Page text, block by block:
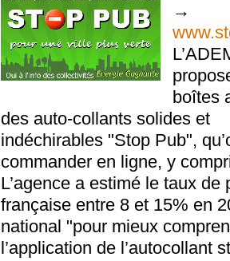
→
boîtes
des auto-collants solides et
indéchirables "Stop Pub",
commander en ligne, y
L’agence a estimé le taux
française entre 8 et 15% en
national "pour mieux
l’application de l’autocollant